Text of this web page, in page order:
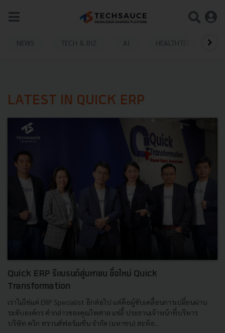
NEWS TECH & BIZ AI HEALTHTECH
LATEST IN QUICK ERP
Quick ERP รีแบรนด์สู่มหาชน ชื่อใหม่ Quick
Transformation
เราไม่ใช่แค่ ERP Specialist อีกต่อไป แต่คือผู้ขับเคลื่อนการเปลี่ยนผ่าน
ระดับองค์กร คำกล่าวของคุณไพศาล แซ่ลี้ ประธานเจ้าหน้าที่บริหาร
บริษัท ควิก ทรานส์ฟอร์เมชั่น จำกัด (มหาชน) สะท้อ...